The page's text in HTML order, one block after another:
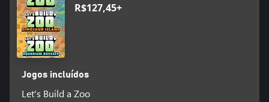
R$127,45+
Jogos incluídos
Let's Build a Zoo